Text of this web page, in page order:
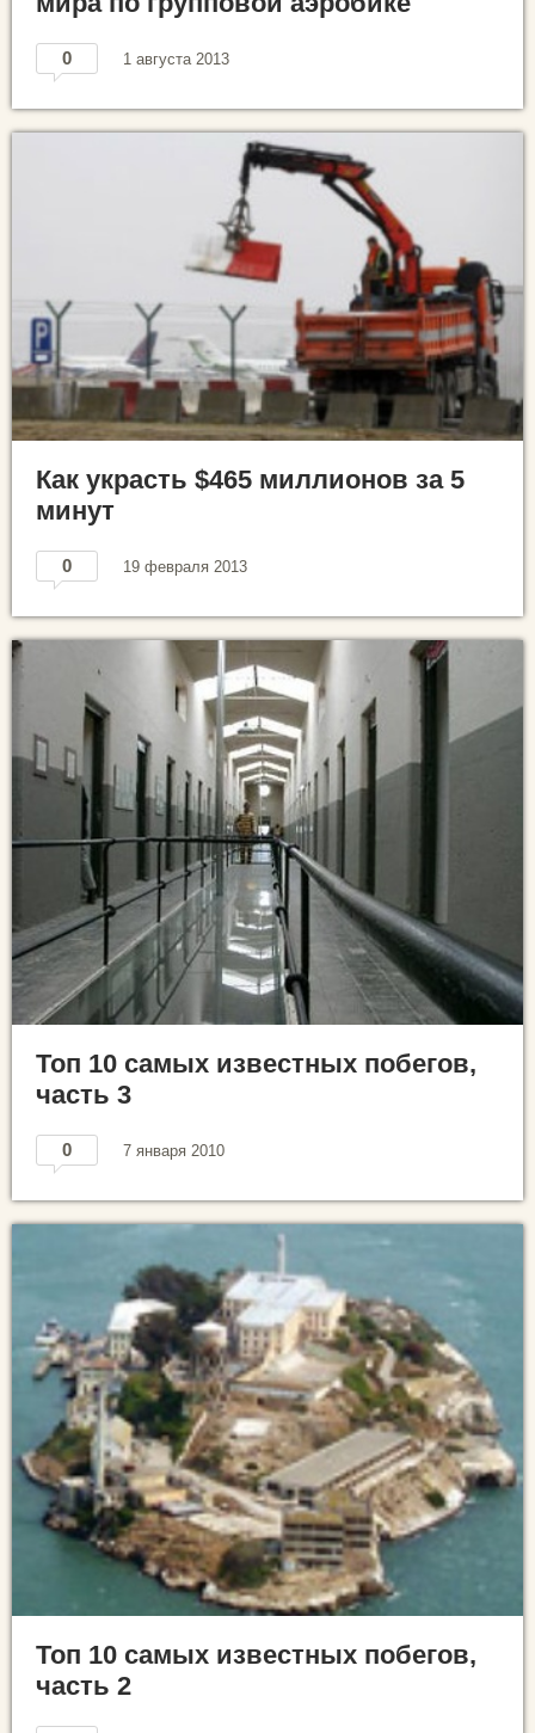
0 1 августа 2013
Как украсть $465 миллионов за 5
минут
0 19 февраля 2013
Топ 10 самых известных побегов,
часть 3
0 7 января 2010
Топ 10 самых известных побегов,
часть 2